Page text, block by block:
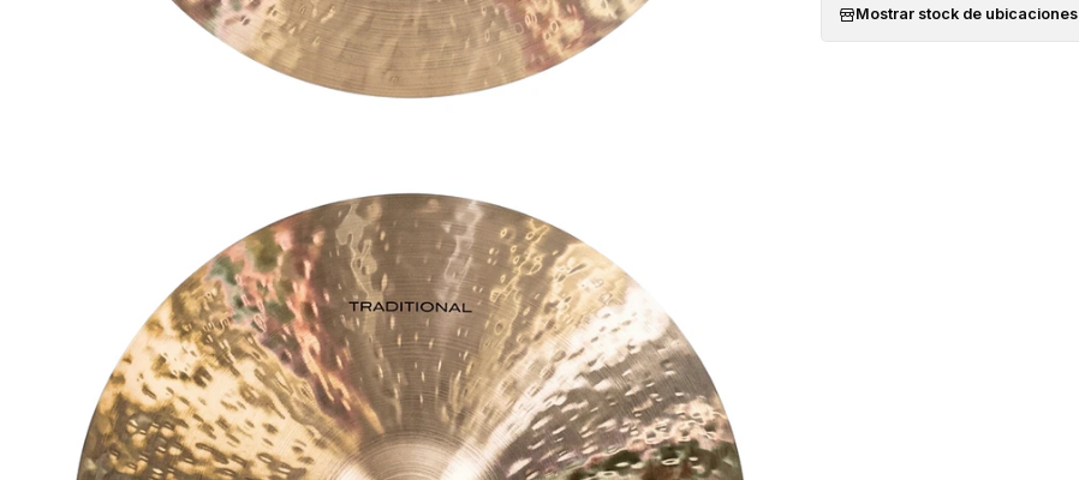
Mostrar stock de ubicaciones